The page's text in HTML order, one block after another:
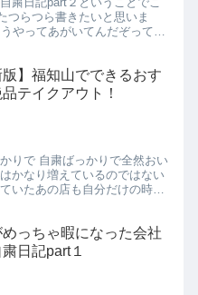
つらつら書きたいと思いま
やってあがいてんだぞってと
版】福知山でできるおす
テイクアウト！
りで 自粛ばっかりで全然おい
かなり増えているのではない
いたあの店も自分だけの時間
っちゃ暇になった会社
日記part１